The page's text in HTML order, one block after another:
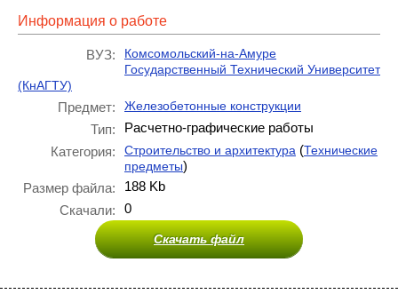
Информация о работе
ВУЗ:
Комсомольский-на-Амуре
Государственный Технический Университет
(КнАГТУ)
Предмет: Железобетонные конструкции
Тип:
Расчетно-графические работы
Категория:
Строительство и архитектура (Технические
предметы)
Размер файла:
188 Kb
Скачали:
0
Скачать файл